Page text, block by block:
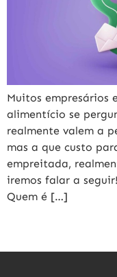
Muitos empresários
alimentício se
realmente valem a
mas a que custo
empreitada,
iremos falar a
Quem é […]